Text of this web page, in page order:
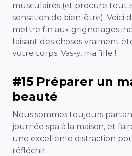
musculaires (et procure tout
sensation de bien-être). Voici
mettre fin aux grignotages
faisant des choses vraiment
votre corps. Vas-y, ma fille !
#15 Préparer un
beauté
Nous sommes toujours
journée spa à la maison, et
une excellente distraction
réfléchir.